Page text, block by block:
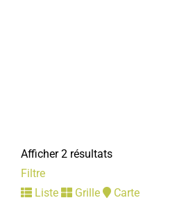
Afficher 2 résultats
Filtre
Liste
Grille Carte